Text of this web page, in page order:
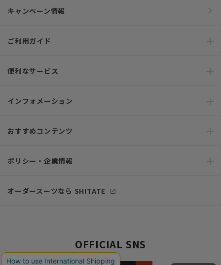
キャンペーン情報
ご利用ガイド
便利なサービス
インフォメーション
おすすめコンテンツ
ポリシー・企業情報
オーダースーツなら SHITATE
OFFICIAL SNS